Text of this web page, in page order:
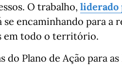
O trabalho, liderado
encaminhando para a
em todo o território.
do Plano de Ação para